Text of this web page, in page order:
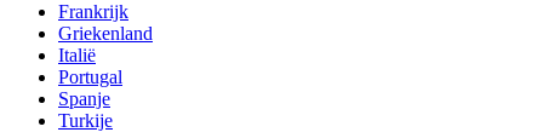
Frankrijk
Griekenland
Italië
Portugal
Spanje
Turkije